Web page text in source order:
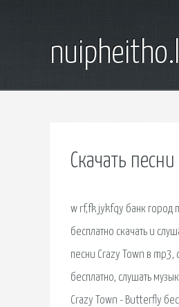
Скачать
w rf,fk jykfqy банк город
бесплатно скачать и
песни Crazy Town в mp3,
бесплатно, слушать
Crazy Town - Butterfly